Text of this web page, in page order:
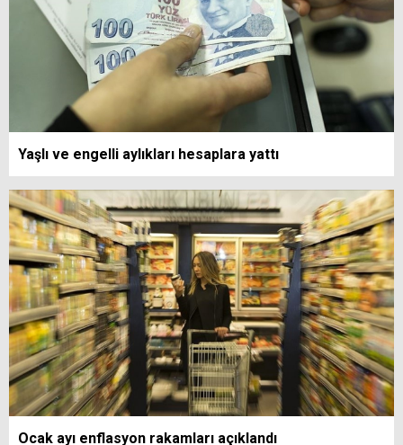
Yaşlı ve engelli aylıkları hesaplara yattı
Ocak ayı enflasyon rakamları açıklandı